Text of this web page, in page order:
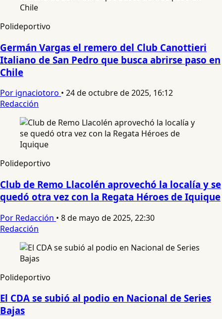
Polideportivo
Germán Vargas el remero del Club Canottieri
Italiano de San Pedro que busca abrirse paso en
Chile
Por ignaciotoro • 24 de octubre de 2025, 16:12
Redacción
Polideportivo
Club de Remo Llacolén aprovechó la localía y se
quedó otra vez con la Regata Héroes de Iquique
Por Redacción • 8 de mayo de 2025, 22:30
Redacción
Polideportivo
El CDA se subió al podio en Nacional de Series
Bajas